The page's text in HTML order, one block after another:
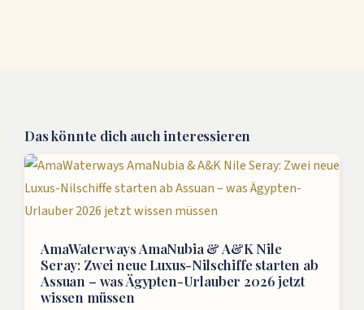
Das könnte dich auch interessieren
AmaWaterways AmaNubia & A&K Nile
Seray: Zwei neue Luxus-Nilschiffe starten ab
Assuan – was Ägypten-Urlauber 2026 jetzt
wissen müssen